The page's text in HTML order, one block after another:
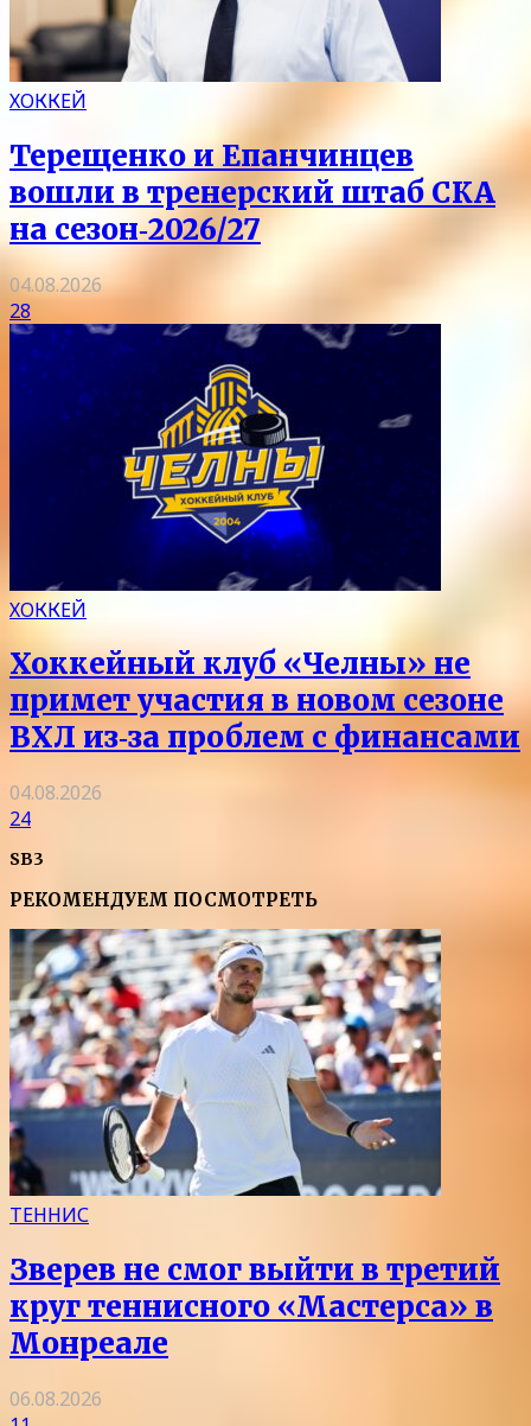
ХОККЕЙ
Терещенко и Епанчинцев
вошли в тренерский штаб СКА
на сезон‑2026/27
04.08.2026
28
ХОККЕЙ
Хоккейный клуб «Челны» не
примет участия в новом сезоне
ВХЛ из‑за проблем с финансами
04.08.2026
24
SB3
РЕКОМЕНДУЕМ ПОСМОТРЕТЬ
ТЕННИС
Зверев не смог выйти в третий
круг теннисного «Мастерса» в
Монреале
06.08.2026